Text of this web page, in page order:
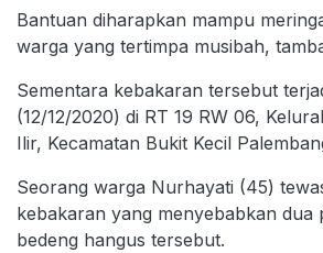
Bantuan diharapkan mampu
warga yang tertimpa musibah,
Sementara kebakaran tersebut
(12/12/2020) di RT 19 RW 06,
Ilir, Kecamatan Bukit Kecil
Seorang warga Nurhayati (45)
kebakaran yang menyebabkan dua
bedeng hangus tersebut.